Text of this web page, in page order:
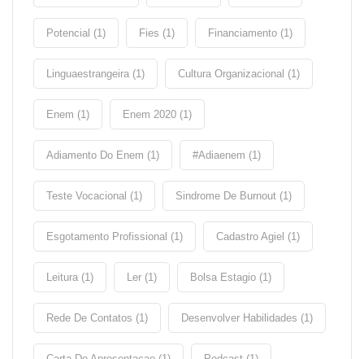
Potencial (1) Fies (1) Financiamento (1)
Linguaestrangeira (1) Cultura Organizacional (1)
Enem (1) Enem 2020 (1)
Adiamento Do Enem (1) #adiaenem (1)
Teste Vocacional (1) Sindrome De Burnout (1)
Esgotamento Profissional (1) Cadastro Agiel (1)
Leitura (1) Ler (1) Bolsa Estagio (1)
Rede De Contatos (1) Desenvolver Habilidades (1)